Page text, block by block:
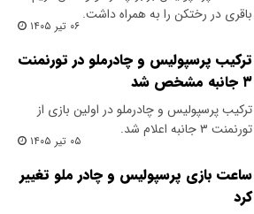
باقری در رختکن را به همراه داشت.
۰۶ تیر ۱۴۰۵
ترکیب پرسپولیس و چادرملو در تورنمنت
۳ جانبه مشخص شد
ترکیب پرسپولیس و چادرملو در اولین بازی از
تورنمنت ۳ جانبه اعلام شد.
۰۵ تیر ۱۴۰۵
ساعت بازی پرسپولیس و چادر ملو تغییر
کرد